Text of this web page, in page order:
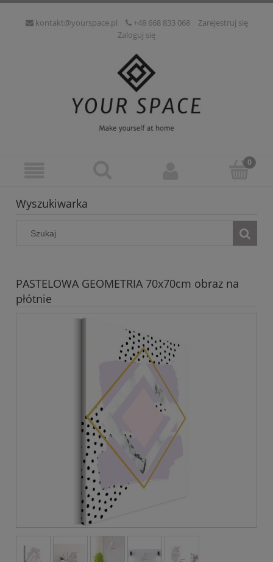
kontakt@yourspace.pl +48 668 833 068
Zarejestruj się
Zaloguj się
Wyszukiwarka
PASTELOWA GEOMETRIA 70x70cm obraz na
płótnie